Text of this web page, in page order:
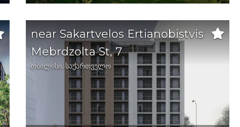
near Sakartvelos Ertianobistvis
Mebrdzolta St, 7
თბილისი, საქართველო